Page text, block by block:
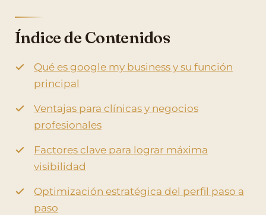
Índice de Contenidos
Qué es google my business y su función
principal
Ventajas para clínicas y negocios
profesionales
Factores clave para lograr máxima
visibilidad
Optimización estratégica del perfil paso a
paso